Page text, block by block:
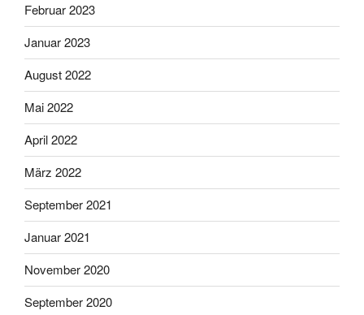
Februar 2023
Januar 2023
August 2022
Mai 2022
April 2022
März 2022
September 2021
Januar 2021
November 2020
September 2020